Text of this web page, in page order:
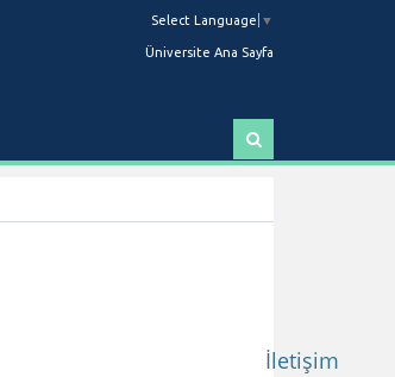
Select Language ▼
Üniversite Ana Sayfa
r
İletişim